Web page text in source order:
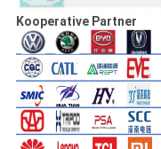
Kooperative Partner